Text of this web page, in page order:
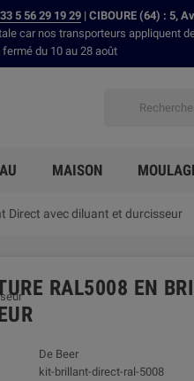
5 56 29 19 29 | CIBOURE (64) : 5,
car nos transporteurs appliquent
du 10 au 28 août
MAISON
Direct avec diluant et durcisseur
RAL5008 EN
De Beer
kit-brillant-direct-ral-5008